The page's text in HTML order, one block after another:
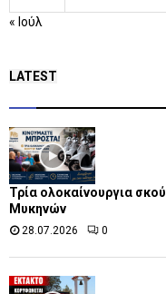
« Ιούλ
LATEST
Τρία ολοκαίνουργια
Μυκηνών
28.07.2026 0